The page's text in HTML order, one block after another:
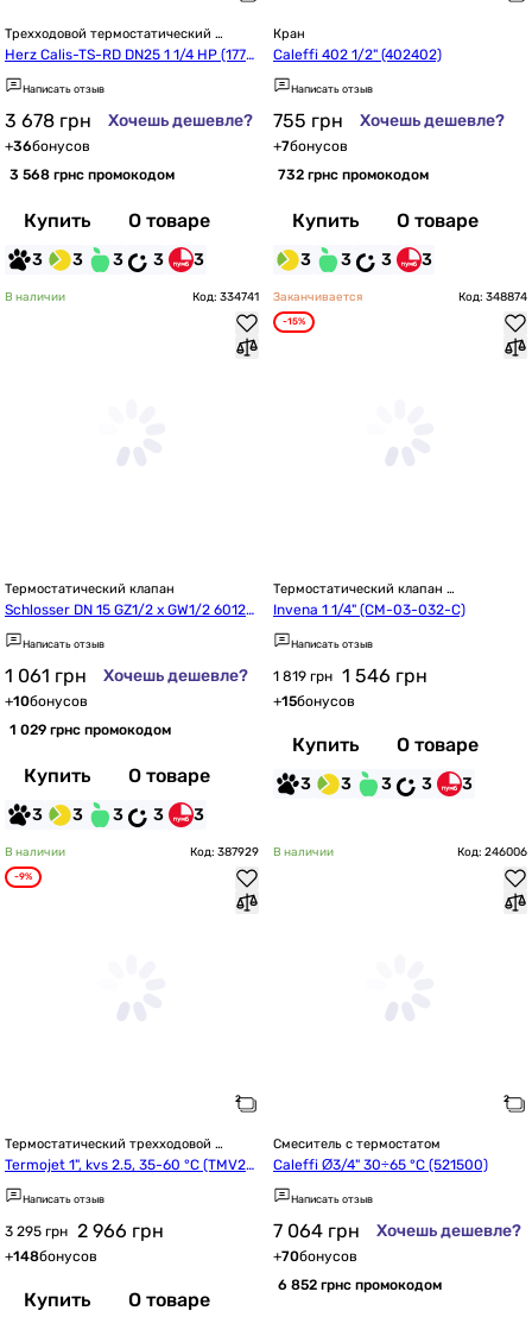
Трехходовой термостатический
клапан
Herz Calis-TS-RD DN25 1 1/4 НР (1776
140)
Написать отзыв
3 678 грн Хочешь дешевле?
+36бонусов
3 568 грнс промокодом
Купить О товаре
3 3 3 3 3
Кран
Caleffi 402 1/2" (402402)
Написать отзыв
755 грн Хочешь дешевле?
+7бонусов
732 грнс промокодом
Купить О товаре
3 3 3 3
В наличии Код: 334741
Термостатический клапан
Schlosser DN 15 GZ1/2 x GW1/2 60120
0004
Написать отзыв
1 061 грн Хочешь дешевле?
+10бонусов
1 029 грнс промокодом
Купить О товаре
3 3 3 3 3
Заканчивается Код: 348874
-15%
Термостатический клапан
трехходовой
Invena 1 1/4" (CM-03-032-C)
Написать отзыв
1 819 грн 1 546 грн
+15бонусов
Купить О товаре
3 3 3 3 3
В наличии Код: 387929
-9%
Термостатический трехходовой
смесительный клапан
Termojet 1", kvs 2.5, 35-60 °C (TMV23
2)
Написать отзыв
3 295 грн 2 966 грн
+148бонусов
Купить О товаре
В наличии Код: 246006
Смеситель с термостатом
Caleffi Ø3/4" 30÷65 °C (521500)
Написать отзыв
7 064 грн Хочешь дешевле?
+70бонусов
6 852 грнс промокодом